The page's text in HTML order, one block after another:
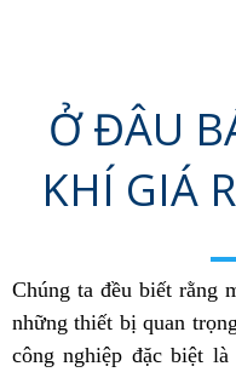
Ở ĐÂU
KHÍ GIÁ
Chúng ta đều biết rằng
những thiết bị quan
công nghiệp đặc biệt